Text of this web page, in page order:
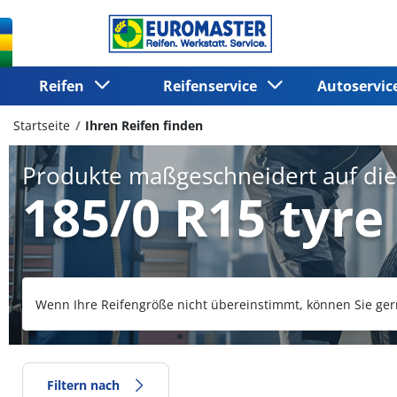
Reifen Reifenservice
Startseite Ihren Reifen finden
Produkte maßgeschneidert auf
185/0 R15 tyre
Wenn Ihre Reifengröße nicht übereinstimmt, können Sie
Filtern nach